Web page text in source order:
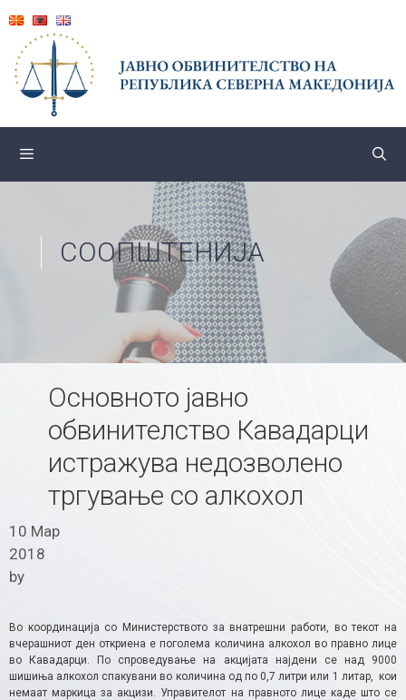
content
СООПШТЕНИЈА
Основното јавно
обвинителство Кавадарци
истражува недозволено
тргување со алкохол
10 Мар
2018
by
Во координација со Министерството за внатрешни работи, во текот на
вчерашниот ден откриена е поголема количина алкохол во правно лице
во Кавадарци. По спроведување на акцијата најдени се над 9000
шишиња алкохол спакувани во количина од по 0,7 литри или 1 литар, кои
немаат маркица за акцизи. Управителот на правното лице каде што се